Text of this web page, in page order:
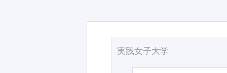
実践女子大学